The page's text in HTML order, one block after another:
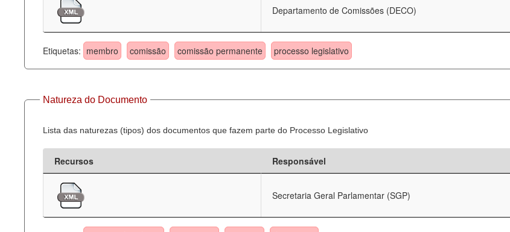
Departamento de Comissões (DECO)
Etiquetas: membro comissão comissão permanente processo legislativo
Natureza do Documento
Lista das naturezas (tipos) dos documentos que fazem parte do Processo Legislativo
Recursos Responsável
Secretaria Geral Parlamentar (SGP)